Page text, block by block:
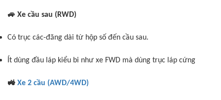
🚙 Xe cầu sau (RWD)
Có trục các-đăng dài từ hộp số đến cầu sau.
Ít dùng đầu láp kiểu bi như xe FWD mà dùng trục láp cứng
🚜 Xe 2 cầu (AWD/4WD)